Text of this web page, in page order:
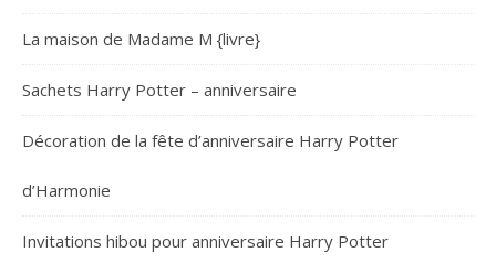
La maison de Madame M {livre}
Sachets Harry Potter – anniversaire
Décoration de la fête d’anniversaire Harry Potter
d’Harmonie
Invitations hibou pour anniversaire Harry Potter